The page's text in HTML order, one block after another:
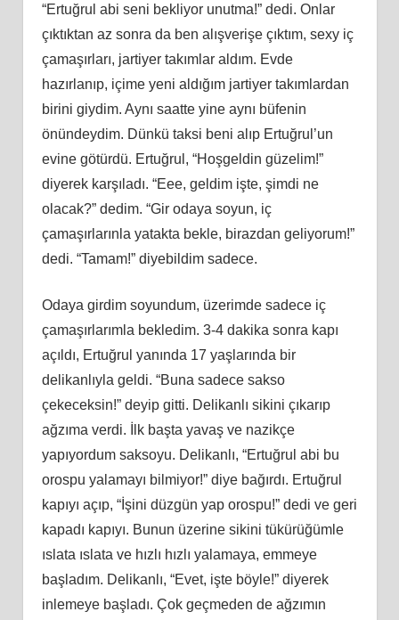
“Ertuğrul abi seni bekliyor unutma!” dedi. Onlar
çıktıktan az sonra da ben alışverişe çıktım, sexy iç
çamaşırları, jartiyer takımlar aldım. Evde
hazırlanıp, içime yeni aldığım jartiyer takımlardan
birini giydim. Aynı saatte yine aynı büfenin
önündeydim. Dünkü taksi beni alıp Ertuğrul’un
evine götürdü. Ertuğrul, “Hoşgeldin güzelim!”
diyerek karşıladı. “Eee, geldim işte, şimdi ne
olacak?” dedim. “Gir odaya soyun, iç
çamaşırlarınla yatakta bekle, birazdan geliyorum!”
dedi. “Tamam!” diyebildim sadece.
Odaya girdim soyundum, üzerimde sadece iç
çamaşırlarımla bekledim. 3-4 dakika sonra kapı
açıldı, Ertuğrul yanında 17 yaşlarında bir
delikanlıyla geldi. “Buna sadece sakso
çekeceksin!” deyip gitti. Delikanlı sikini çıkarıp
ağzıma verdi. İlk başta yavaş ve nazikçe
yapıyordum saksoyu. Delikanlı, “Ertuğrul abi bu
orospu yalamayı bilmiyor!” diye bağırdı. Ertuğrul
kapıyı açıp, “İşini düzgün yap orospu!” dedi ve geri
kapadı kapıyı. Bunun üzerine sikini tükürüğümle
ıslata ıslata ve hızlı hızlı yalamaya, emmeye
başladım. Delikanlı, “Evet, işte böyle!” diyerek
inlemeye başladı. Çok geçmeden de ağzımın